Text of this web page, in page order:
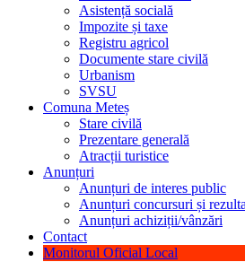
Asistență socială
Impozite și taxe
Registru agricol
Documente stare civilă
Urbanism
SVSU
Comuna Meteș
Stare civilă
Prezentare generală
Atracții turistice
Anunțuri
Anunțuri de interes public
Anunțuri concursuri și
Anunțuri achiziții/vânzări
Contact
Monitorul Oficial Local